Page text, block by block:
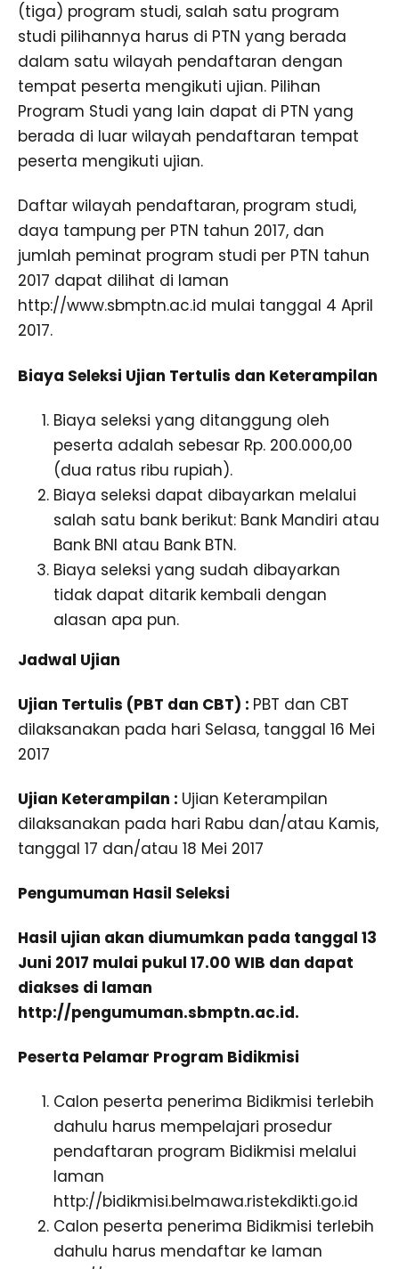
(tiga) program studi, salah satu program
studi pilihannya harus di PTN yang berada
dalam satu wilayah pendaftaran dengan
tempat peserta mengikuti ujian. Pilihan
Program Studi yang lain dapat di PTN yang
berada di luar wilayah pendaftaran tempat
peserta mengikuti ujian.
Daftar wilayah pendaftaran, program studi,
daya tampung per PTN tahun 2017, dan
jumlah peminat program studi per PTN tahun
2017 dapat dilihat di laman
http://www.sbmptn.ac.id mulai tanggal 4 April
2017.
Biaya Seleksi Ujian Tertulis dan Keterampilan
Biaya seleksi yang ditanggung oleh
peserta adalah sebesar Rp. 200.000,00
(dua ratus ribu rupiah).
Biaya seleksi dapat dibayarkan melalui
salah satu bank berikut: Bank Mandiri atau
Bank BNI atau Bank BTN.
Biaya seleksi yang sudah dibayarkan
tidak dapat ditarik kembali dengan
alasan apa pun.
Jadwal Ujian
Ujian Tertulis (PBT dan CBT) : PBT dan CBT
dilaksanakan pada hari Selasa, tanggal 16 Mei
2017
Ujian Keterampilan : Ujian Keterampilan
dilaksanakan pada hari Rabu dan/atau Kamis,
tanggal 17 dan/atau 18 Mei 2017
Pengumuman Hasil Seleksi
Hasil ujian akan diumumkan pada tanggal 13
Juni 2017 mulai pukul 17.00 WIB dan dapat
diakses di laman
http://pengumuman.sbmptn.ac.id.
Peserta Pelamar Program Bidikmisi
Calon peserta penerima Bidikmisi terlebih
dahulu harus mempelajari prosedur
pendaftaran program Bidikmisi melalui
laman
http://bidikmisi.belmawa.ristekdikti.go.id
Calon peserta penerima Bidikmisi terlebih
dahulu harus mendaftar ke laman